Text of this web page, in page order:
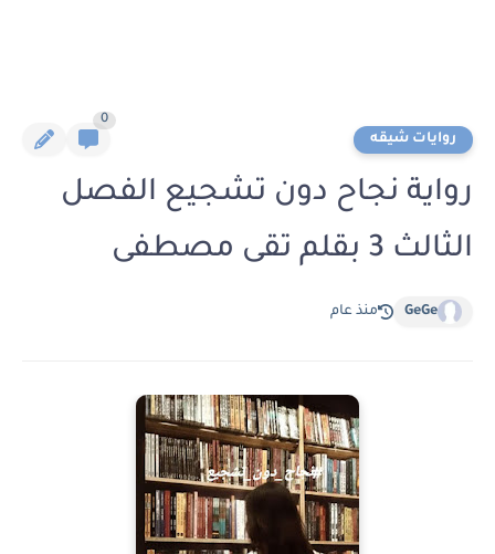
روايات شيقه
0
رواية نجاح دون تشجيع الفصل
الثالث 3 بقلم تقى مصطفى
GeGe منذ عام